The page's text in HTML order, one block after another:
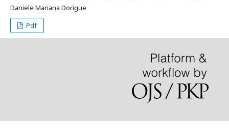
Daniele Mariana Dorigue
Pdf